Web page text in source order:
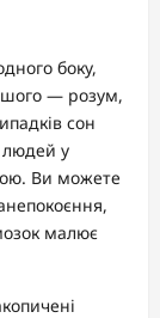
боку,
— розум,
сон
людей у
Ви можете
малює